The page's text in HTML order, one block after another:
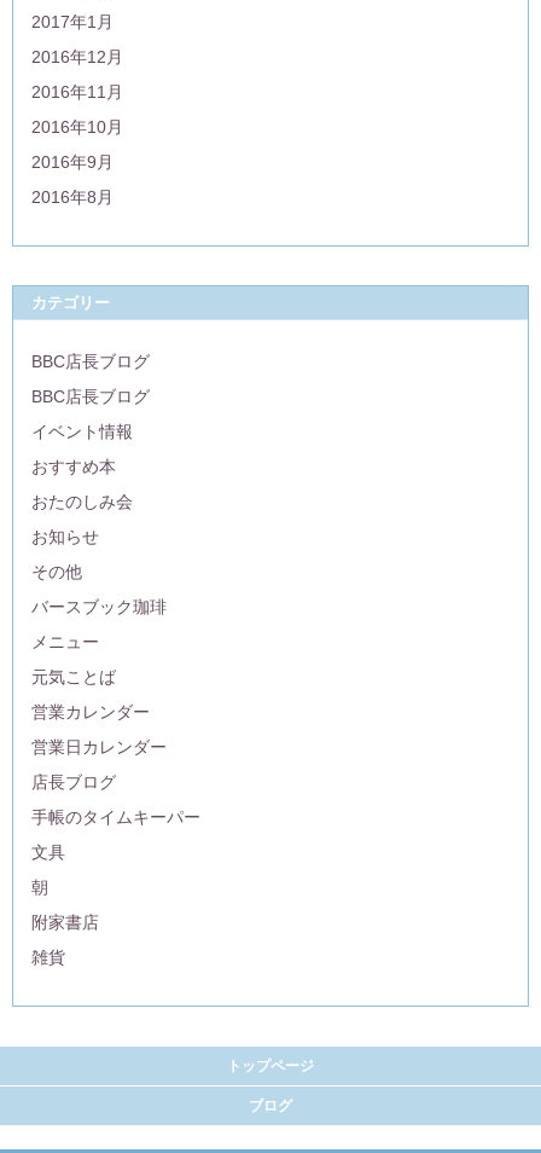
2017年1月
2016年12月
2016年11月
2016年10月
2016年9月
2016年8月
カテゴリー
BBC店長ブログ
BBC店長ブログ
イベント情報
おすすめ本
おたのしみ会
お知らせ
その他
バースブック珈琲
メニュー
元気ことば
営業カレンダー
営業日カレンダー
店長ブログ
手帳のタイムキーパー
文具
朝
附家書店
雑貨
トップページ
ブログ